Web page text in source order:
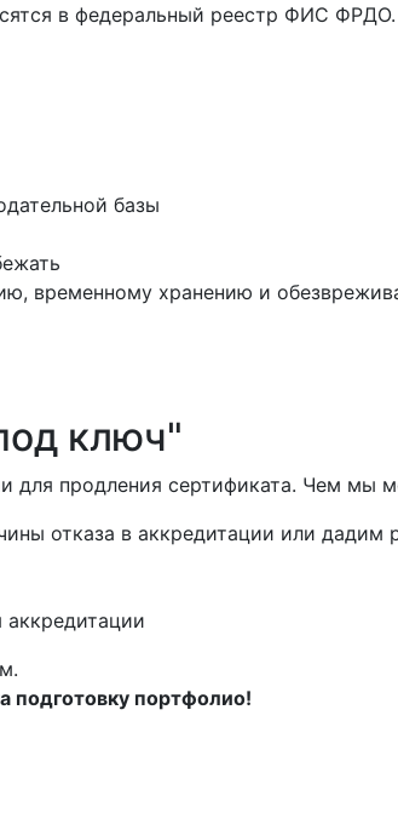
в федеральный реестр ФИС ФРДО.
базы
временному хранению и
ключ"
для продления сертификата. Чем мы
отказа в аккредитации или дадим
подготовку портфолио!